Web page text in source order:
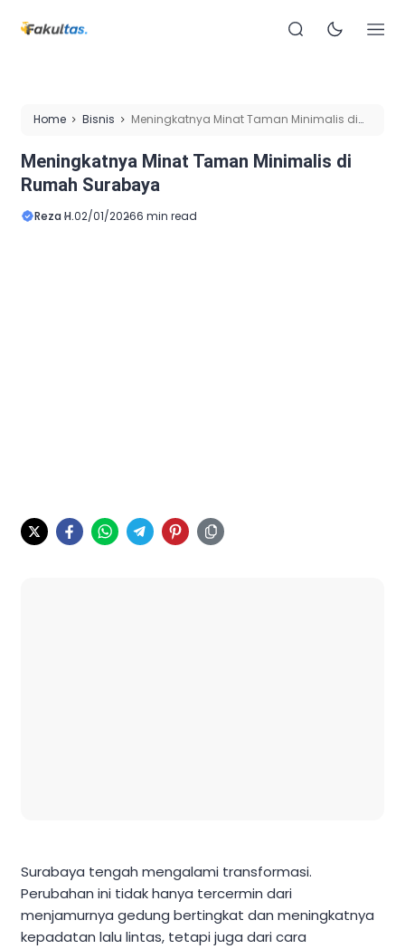
Home Bisnis
Meningkatnya Minat Taman Minimalis di
Meningkatnya Minat Taman Minimalis di
Rumah Surabaya
Reza H.02/01/20266 min read
Surabaya tengah mengalami transformasi.
Perubahan ini tidak hanya tercermin dari
menjamurnya gedung bertingkat dan meningkatnya
kepadatan lalu lintas, tetapi juga dari cara